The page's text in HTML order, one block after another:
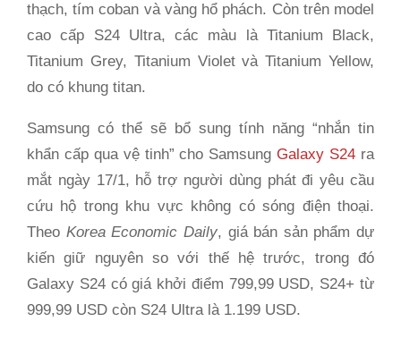
thạch, tím coban và vàng hổ phách. Còn trên model
cao cấp S24 Ultra, các màu là Titanium Black,
Titanium Grey, Titanium Violet và Titanium Yellow,
do có khung titan.
Samsung có thể sẽ bổ sung tính năng “nhắn tin
khẩn cấp qua vệ tinh” cho Samsung Galaxy S24 ra
mắt ngày 17/1, hỗ trợ người dùng phát đi yêu cầu
cứu hộ trong khu vực không có sóng điện thoại.
Theo Korea Economic Daily, giá bán sản phẩm dự
kiến giữ nguyên so với thế hệ trước, trong đó
Galaxy S24 có giá khởi điểm 799,99 USD, S24+ từ
999,99 USD còn S24 Ultra là 1.199 USD.